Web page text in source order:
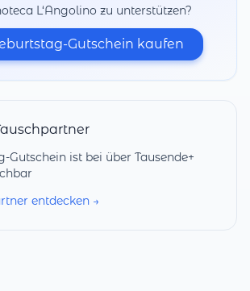
L‘Angolino zu unterstützen?
Gutschein kaufen
Gutschein ist bei über Tausende+
entdecken →